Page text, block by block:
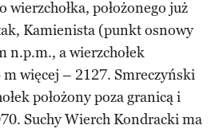
wierzchołka, położonego już
Kamienista (punkt osnowy
n.p.m., a wierzchołek
więcej – 2127. Smreczyński
położony poza granicą i
Suchy Wierch Kondracki ma